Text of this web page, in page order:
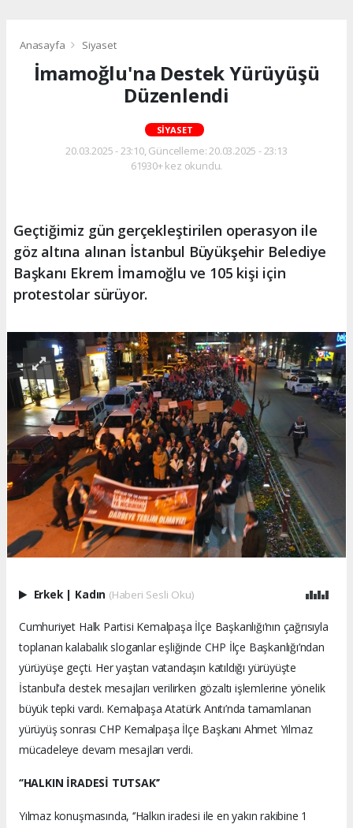
Anasayfa Siyaset
İmamoğlu'na Destek Yürüyüşü
Düzenlendi
SIYASET
20.03.2025 - 23:10, Güncelleme: 20.03.2025 - 23:13
61930+ kez okundu.
Geçtiğimiz gün gerçekleştirilen operasyon ile
göz altına alınan İstanbul Büyükşehir Belediye
Başkanı Ekrem İmamoğlu ve 105 kişi için
protestolar sürüyor.
Erkek | Kadın (Haberi Sesli Oku)
Cumhuriyet Halk Partisi Kemalpaşa İlçe Başkanlığı’nın çağrısıyla
toplanan kalabalık sloganlar eşliğinde CHP İlçe Başkanlığı’ndan
yürüyüşe geçti. Her yaştan vatandaşın katıldığı yürüyüşte
İstanbul’a destek mesajları verilirken gözaltı işlemlerine yönelik
büyük tepki vardı. Kemalpaşa Atatürk Anıtı’nda tamamlanan
yürüyüş sonrası CHP Kemalpaşa İlçe Başkanı Ahmet Yılmaz
mücadeleye devam mesajları verdi.
‘’HALKIN İRADESİ TUTSAK’’
Yılmaz konuşmasında, ‘’Halkın iradesi ile en yakın rakibine 1